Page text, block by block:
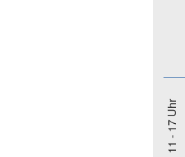
11 - 17 Uhr